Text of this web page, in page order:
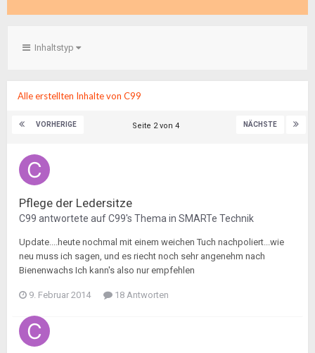
Inhaltstyp
Alle erstellten Inhalte von C99
VORHERIGE NÄCHSTE
Seite 2 von 4
Pflege der Ledersitze
C99 antwortete aufC99's Thema in SMARTe Technik
Update....heute nochmal mit einem weichen Tuch nachpoliert...wie
neu muss ich sagen, und es riecht noch sehr angenehm nach
Bienenwachs Ich kann's also nur empfehlen
9. Februar 2014 18 Antworten